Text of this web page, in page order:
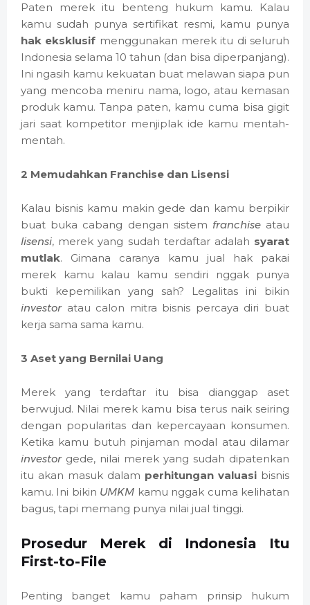
Paten merek itu benteng hukum kamu. Kalau
kamu sudah punya sertifikat resmi, kamu punya
hak eksklusif menggunakan merek itu di seluruh
Indonesia selama 10 tahun (dan bisa diperpanjang).
Ini ngasih kamu kekuatan buat melawan siapa pun
yang mencoba meniru nama, logo, atau kemasan
produk kamu. Tanpa paten, kamu cuma bisa gigit
jari saat kompetitor menjiplak ide kamu mentah-
mentah.
2 Memudahkan Franchise dan Lisensi
Kalau bisnis kamu makin gede dan kamu berpikir
buat buka cabang dengan sistem franchiseatau
lisensi, merek yang sudah terdaftar adalah syarat
mutlak. Gimana caranya kamu jual hak pakai
merek kamu kalau kamu sendiri nggak punya
bukti kepemilikan yang sah? Legalitas ini bikin
investoratau calon mitra bisnis percaya diri buat
kerja sama sama kamu.
3 Aset yang Bernilai Uang
Merek yang terdaftar itu bisa dianggap aset
berwujud. Nilai merek kamu bisa terus naik seiring
dengan popularitas dan kepercayaan konsumen.
Ketika kamu butuh pinjaman modal atau dilamar
investorgede, nilai merek yang sudah dipatenkan
itu akan masuk dalam perhitungan valuasi bisnis
kamu. Ini bikin UMKM kamu nggak cuma kelihatan
bagus, tapi memang punya nilai jual tinggi.
Prosedur Merek di Indonesia Itu
First-to-File
Penting banget kamu paham prinsip hukum